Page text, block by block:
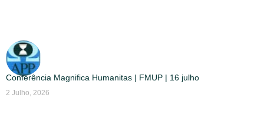
Conferência Magnifica Humanitas | FMUP | 16 julho
2 Julho, 2026